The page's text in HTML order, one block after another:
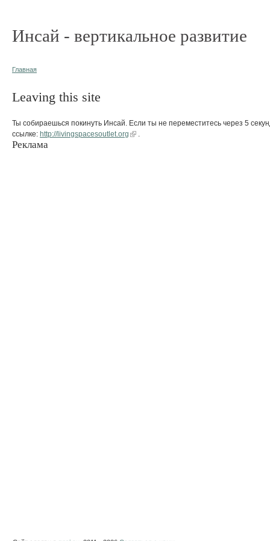
Инсай - вертикальное развитие
Главная
Leaving this site
Ты собираешься покинуть Инсай. Если ты не переместитесь через 5
ссылке: http://livingspacesoutlet.org
Реклама